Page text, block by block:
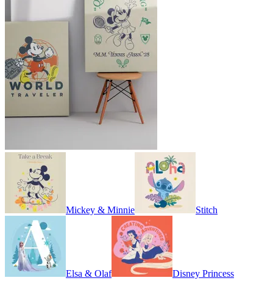
Mickey & Minnie Stitch
Elsa & Olaf Disney Princess